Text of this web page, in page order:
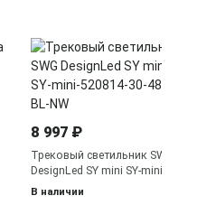
8 997 ₽
Трековый светильник SWG
DesignLed SY mini SY-mini-
520814-30-48-BL-NW
В наличии